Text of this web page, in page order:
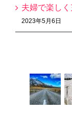
夫婦で楽し
2023年5月6日